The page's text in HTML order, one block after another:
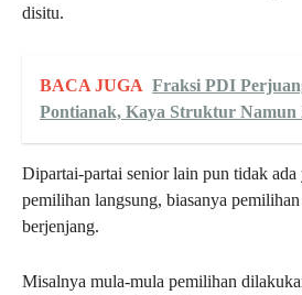
disitu.
BACA JUGA Fraksi PDI
Pontianak, Kaya Struktur Namun
Dipartai-partai senior lain pun tidak ada
pemilihan langsung, biasanya
berjenjang.
Misalnya mula-mula pemilihan